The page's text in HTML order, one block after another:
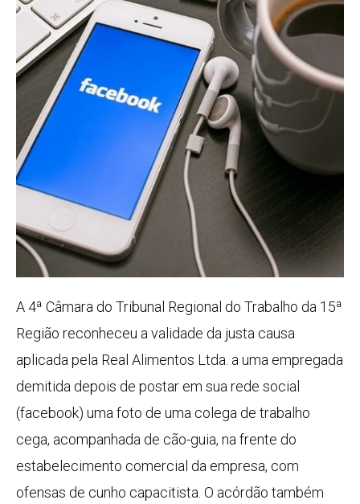
A 4ª Câmara do Tribunal Regional do Trabalho da 15ª
Região reconheceu a validade da justa causa
aplicada pela Real Alimentos Ltda. a uma empregada
demitida depois de postar em sua rede social
(facebook) uma foto de uma colega de trabalho
cega, acompanhada de cão-guia, na frente do
estabelecimento comercial da empresa, com
ofensas de cunho capacitista. O acórdão também